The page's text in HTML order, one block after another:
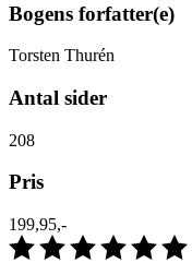
Bogens forfatter(e)
Torsten Thurén
Antal sider
208
Pris
199,95,-